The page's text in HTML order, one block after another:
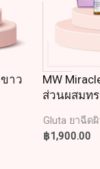
าว
MW
ส่วนผสมท
Gluta ยาฉีด
฿1,900.00